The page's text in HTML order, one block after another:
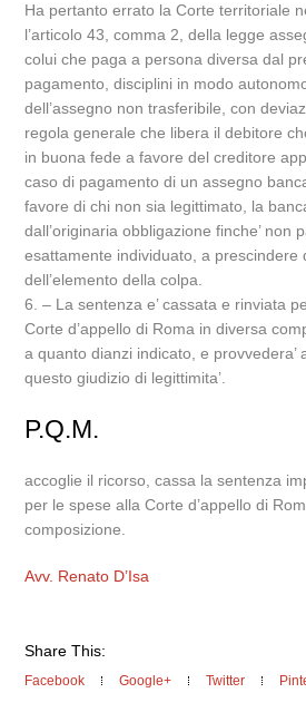
Ha pertanto errato la Corte territoriale
l’articolo 43, comma 2, della legge
colui che paga a persona diversa dal
pagamento, disciplini in modo
dell’assegno non trasferibile, con
regola generale che libera il debitore
in buona fede a favore del creditore
caso di pagamento di un assegno
favore di chi non sia legittimato, la
dall’originaria obbligazione finche’ non
esattamente individuato, a prescindere
dell’elemento della colpa.
6. – La sentenza e’ cassata e rinviata
Corte d’appello di Roma in diversa
a quanto dianzi indicato, e provvedera’
questo giudizio di legittimita’.
P.Q.M.
accoglie il ricorso, cassa la sentenza
per le spese alla Corte d’appello di
composizione.
Avv. Renato D’Isa
Share This:
Facebook Google+ Twitter